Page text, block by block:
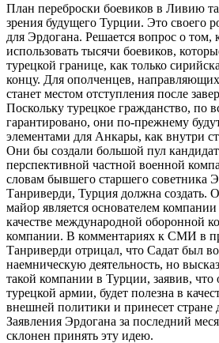
План переброски боевиков в Ливию
зрения будущего Турции. Это своего
для Эрдогана. Решается вопрос о том,
использовать тысячи боевиков,
турецкой границе, как только
концу. Для ополченцев,
станет местом отступления после
Поскольку турецкое гражданство, по
гарантировано, они по-прежнему
элементами для Анкары, как внутри
Они бы создали большой пул
перспективной частной военной
словам бывшего старшего советника
Танриверди, Турция должна создать.
майор является основателем
качестве международной оборонной
компании. В комментариях к СМИ в
Танриверди отрицал, что Садат был
наемническую деятельность, но
такой компании в Турции, заявив, что
турецкой армии, будет полезна в
внешней политики и принесет стране
Заявления Эрдогана за последний
склонен принять эту идею.